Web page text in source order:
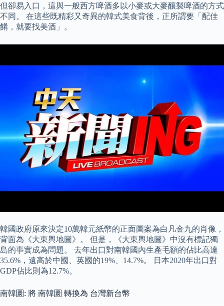
但卻易入口，這與一般西方啤酒多以小麥或大麥釀製啤酒的方式
不同。 在這些既精彩又奇異的韓式美食背後，正所謂要「配佳
餚，就要找美酒」。
韓國政府原來決定10萬韓元紙幣的正面圖案為白凡金九的肖像，
背面為《大東輿地圖》。 但是，《大東輿地圖》中沒有標記獨
島的事實成為問題。 去年出口對南韓國內生產毛額的佔比高達
35.6%，遠高於中國、英國的19%、14.7%。 日本2020年出口對
GDP佔比則為12.7%。
南韓圜: 將 南韓圜 轉換為 台灣新台幣